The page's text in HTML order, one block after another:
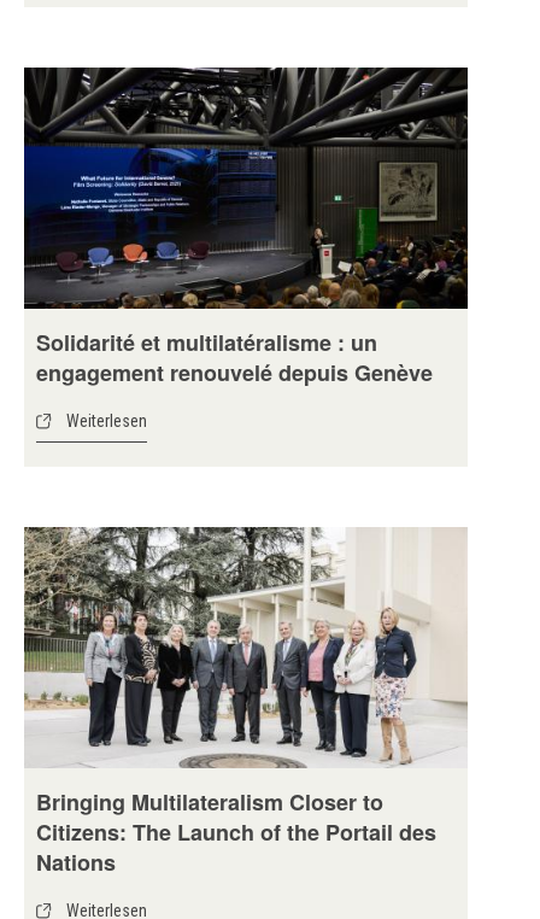
Solidarité et multilatéralisme : un
engagement renouvelé depuis Genève
Weiterlesen
Bringing Multilateralism Closer to
Citizens: The Launch of the Portail des
Nations
Weiterlesen